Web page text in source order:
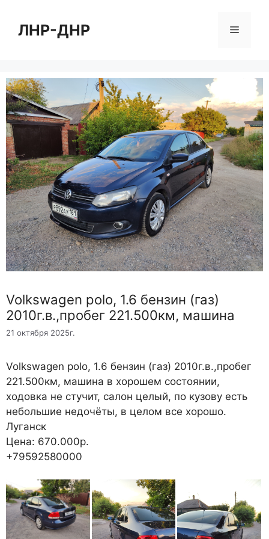
содержимому
ЛНР-ДНР Меню
Volkswagen polo, 1.6 бензин (газ)
2010г.в.,пробег 221.500км, машина
21 октября 2025г.
Volkswagen polo, 1.6 бензин (газ) 2010г.в.,пробег
221.500км, машина в хорошем состоянии,
ходовка не стучит, салон целый, по кузову есть
небольшие недочёты, в целом все хорошо.
Луганск
Цена: 670.000р.
+79592580000